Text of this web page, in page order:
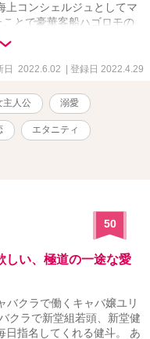
上コンシェルジュとしてマ
とで豪華客船ハゴロモの
若き海運王が来ているとい
えていたが、逆に彼に名
られてしまう。 「貴女がス
マツリカは彼とともに父
ゴロモの南太平洋クルー
どカナトはほんとうの恋人
は翻弄されっぱなし。 最
ツリカに甘く切なく迫っ
ルーズが終わるまでに初恋
チャは多いです）。 ※一
おります。なお、作者は
おりますので深く考えず
日 2022.6.02 | 登録日 2022.4.29
主人公 溺愛
エタニティ
50
しい、極道の一途な愛
バクラで働くキャバ嬢ユリ
クラで新堂組若頭、新堂健
日指名してくれる健斗。 あ